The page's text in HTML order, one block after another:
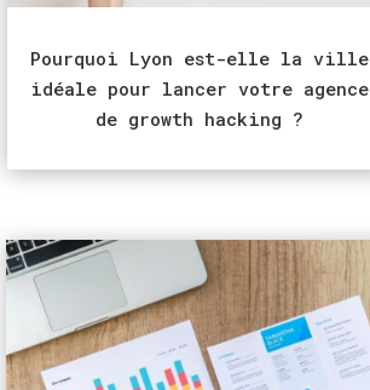
Pourquoi Lyon est-elle la ville
idéale pour lancer votre agence
de growth hacking ?